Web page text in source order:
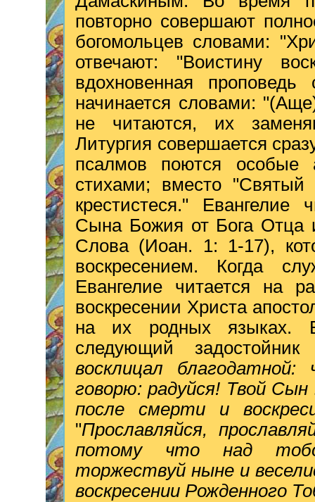
повторно совершают
богомольцев словами:
отвечают: "Воистину
вдохновенная проповедь
начинается словами:
не читаются, их
Литургия совершается
псалмов поются особые
стихами; вместо
крестистеся." Евангелие
Сына Божия от Бога Отца
Слова (Иоан. 1: 1-17),
воскресением. Когда
Евангелие читается на
воскресении Христа
на их родных языках.
следующий
восклицал
говорю: радуйся! Твой
после смерти и
"Прославляйся,
потому что над
торжествуй ныне и
воскресении Рожденного